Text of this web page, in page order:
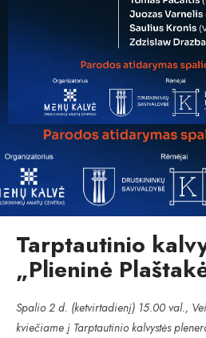
Tarptautinio
„Plieninė
Spalio 2 d. (ketvirtadienį) 15.00 val.,
kviečiame į Tarptautinio kalvystės